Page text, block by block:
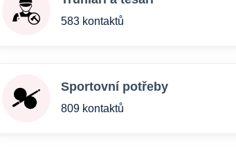
583 kontaktů
Sportovní potřeby
809 kontaktů